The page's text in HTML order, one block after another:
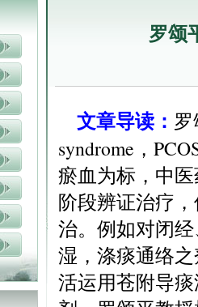
罗颂
文章导读：
syndrome，
瘀血为标，中
阶段辨证治疗
治。例如对闭
湿，涤痰通络
活运用苍附导